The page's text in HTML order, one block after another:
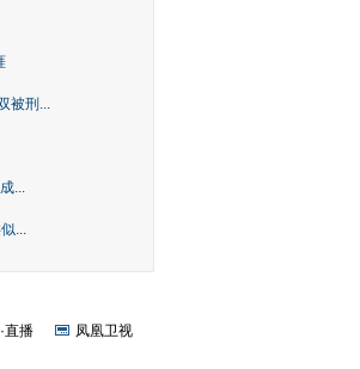
被刑...
...
...
·直播
凤凰卫视